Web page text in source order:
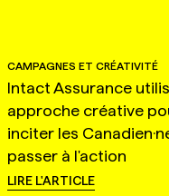
CAMPAGNES ET CRÉATIVITÉ
Intact Assurance
approche créative
inciter les
passer à l'action
LIRE L'ARTICLE